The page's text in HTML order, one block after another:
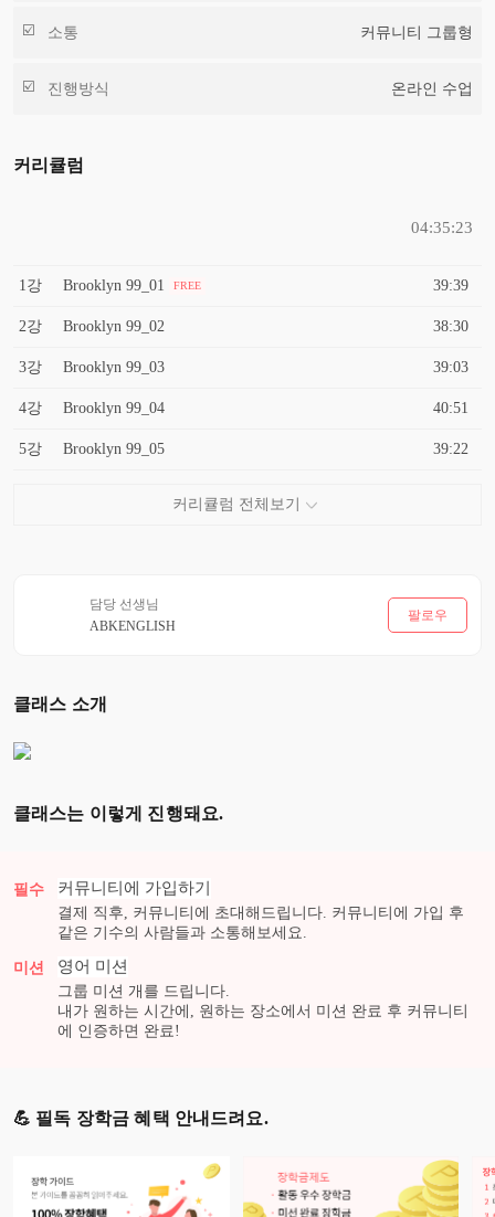
소통 커뮤니티 그룹형
진행방식 온라인 수업
커리큘럼
04:35:23
1강 Brooklyn 99_01 FREE 39:39
2강 Brooklyn 99_02 38:30
3강 Brooklyn 99_03 39:03
4강 Brooklyn 99_04 40:51
5강 Brooklyn 99_05 39:22
담당 선생님
ABKENGLISH
팔로우
클래스 소개
클래스는 이렇게 진행돼요.
필수 커뮤니티에 가입하기
결제 직후, 커뮤니티에 초대해드립니다. 커뮤니티에 가입 후
같은 기수의 사람들과 소통해보세요.
미션 영어 미션
그룹 미션 개를 드립니다.
내가 원하는 시간에, 원하는 장소에서 미션 완료 후 커뮤니티
에 인증하면 완료!
💪 필독 장학금 혜택 안내드려요.